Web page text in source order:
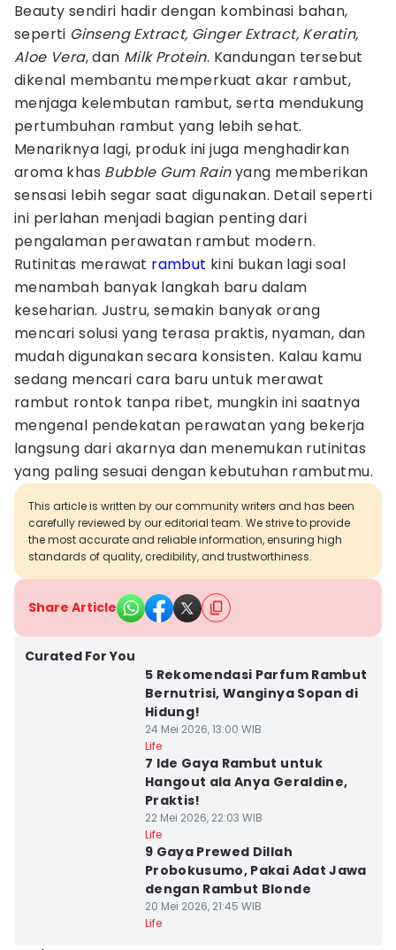
Beauty sendiri hadir dengan kombinasi bahan,
seperti Ginseng Extract, Ginger Extract, Keratin,
Aloe Vera, dan Milk Protein. Kandungan tersebut
dikenal membantu memperkuat akar rambut,
menjaga kelembutan rambut, serta mendukung
pertumbuhan rambut yang lebih sehat.
Menariknya lagi, produk ini juga menghadirkan
aroma khas Bubble Gum Rainyang memberikan
sensasi lebih segar saat digunakan. Detail seperti
ini perlahan menjadi bagian penting dari
pengalaman perawatan rambut modern.
Rutinitas merawat rambut kini bukan lagi soal
menambah banyak langkah baru dalam
keseharian. Justru, semakin banyak orang
mencari solusi yang terasa praktis, nyaman, dan
mudah digunakan secara konsisten. Kalau kamu
sedang mencari cara baru untuk merawat
rambut rontok tanpa ribet, mungkin ini saatnya
mengenal pendekatan perawatan yang bekerja
langsung dari akarnya dan menemukan rutinitas
yang paling sesuai dengan kebutuhan rambutmu.
This article is written by our community writers and has been
carefully reviewed by our editorial team. We strive to provide
the most accurate and reliable information, ensuring high
standards of quality, credibility, and trustworthiness.
Share Article
Curated For You
5 Rekomendasi Parfum Rambut
Bernutrisi, Wanginya Sopan di
Hidung!
24 Mei 2026, 13:00 WIB
Life
7 Ide Gaya Rambut untuk
Hangout ala Anya Geraldine,
Praktis!
22 Mei 2026, 22:03 WIB
Life
9 Gaya Prewed Dillah
Probokusumo, Pakai Adat Jawa
dengan Rambut Blonde
20 Mei 2026, 21:45 WIB
Life